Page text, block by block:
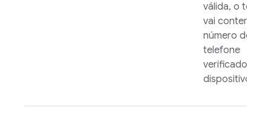
válida, o token
vai conter o
número de
telefone
verificado do
dispositivo.